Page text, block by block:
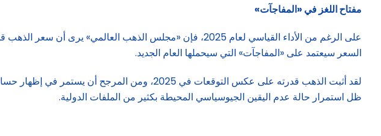
مفتاح اللغز في «المفاجآت»
السعر سيعتمد على «المفاجآت» التي سيحملها العام الجديد.
لقد أثبت الذهب قدرته على عكس التوقعات في
ظل استمرار حالة عدم اليقين الجيوسياسي المحيطة بكثير من الملفات الدولية.